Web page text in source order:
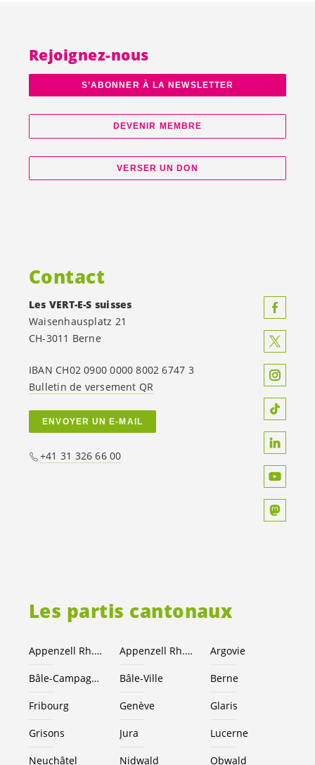
Les partis cantonaux
Appenzell Rh.-Ext. Appenzell Rh.-I. Argovie
Bâle-Campagne Bâle-Ville Berne
Fribourg Genève Glaris
Grisons Jura Lucerne
Neuchâtel Nidwald Obwald
Rejoignez-nous
S’ABONNER À LA NEWSLETTER
DEVENIR MEMBRE
VERSER UN DON
Contact
Les VERT-E-S suisses
Waisenhausplatz 21
CH-3011 Berne
IBAN CH02 0900 0000 8002 6747 3
Bulletin de versement QR
ENVOYER UN E-MAIL
+41 31 326 66 00